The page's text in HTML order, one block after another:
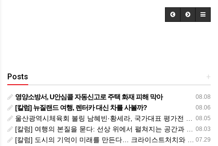
+
Posts
08.08
영양소방서, U안심콜 자동신고로 주택 화재 피해 막아
08.06
[칼럼] 뉴질랜드 여행, 렌터카 대신 차를 사볼까?
08.05
울산광역시체육회 볼링 남혜빈·황세라, 국가대표 평가전 통과… ‘아시아선수권 출전’
08.03
[칼럼] 여행의 본질을 묻다: 선상 위에서 펼쳐지는 공간과 사람, 그리고 미식의 미학
07.29
[칼럼] 도시의 기억이 미래를 만든다… 크라이스트처치와 한국 도시가 주는 교훈